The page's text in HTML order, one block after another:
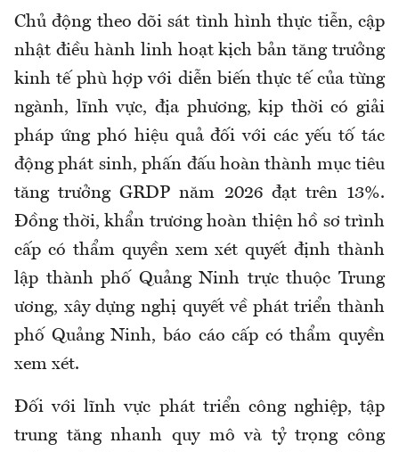
Chủ động theo dõi sát tình hình thực tiễn, cập
nhật điều hành linh hoạt kịch bản tăng trưởng
kinh tế phù hợp với diễn biến thực tế của từng
ngành, lĩnh vực, địa phương, kịp thời có giải
pháp ứng phó hiệu quả đối với các yếu tố tác
động phát sinh, phấn đấu hoàn thành mục tiêu
tăng trưởng GRDP năm 2026 đạt trên 13%.
Đồng thời, khẩn trương hoàn thiện hồ sơ trình
cấp có thẩm quyền xem xét quyết định thành
lập thành phố Quảng Ninh trực thuộc Trung
ương, xây dựng nghị quyết về phát triển thành
phố Quảng Ninh, báo cáo cấp có thẩm quyền
xem xét.
Đối với lĩnh vực phát triển công nghiệp, tập
trung tăng nhanh quy mô và tỷ trọng công